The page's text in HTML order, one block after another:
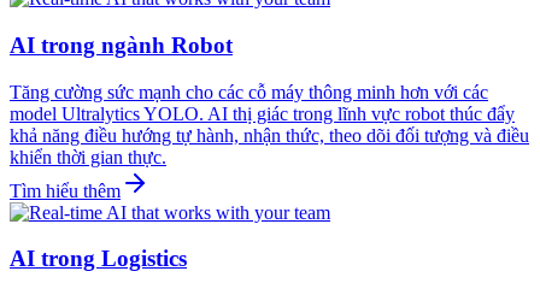
AI trong ngành Robot
Tăng cường sức mạnh cho các cỗ máy thông minh hơn với các
model Ultralytics YOLO. AI thị giác trong lĩnh vực robot thúc đẩy
khả năng điều hướng tự hành, nhận thức, theo dõi đối tượng và điều
khiển thời gian thực.
Tìm hiểu thêm
AI trong Logistics